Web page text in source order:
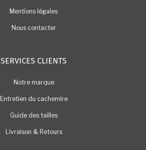
Mentions légales
Nous contacter
SERVICES CLIENTS
Notre marque
Entretien du cachemire
Guide des tailles
Livraison & Retours